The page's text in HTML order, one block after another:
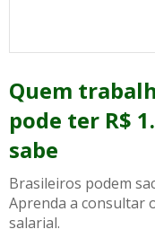
Quem
pode ter R$
sabe
Brasileiros podem
Aprenda a consultar
salarial.